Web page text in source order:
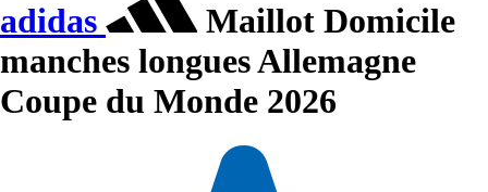
adidas
Maillot Domicile
manches longues Allemagne
Coupe du Monde 2026